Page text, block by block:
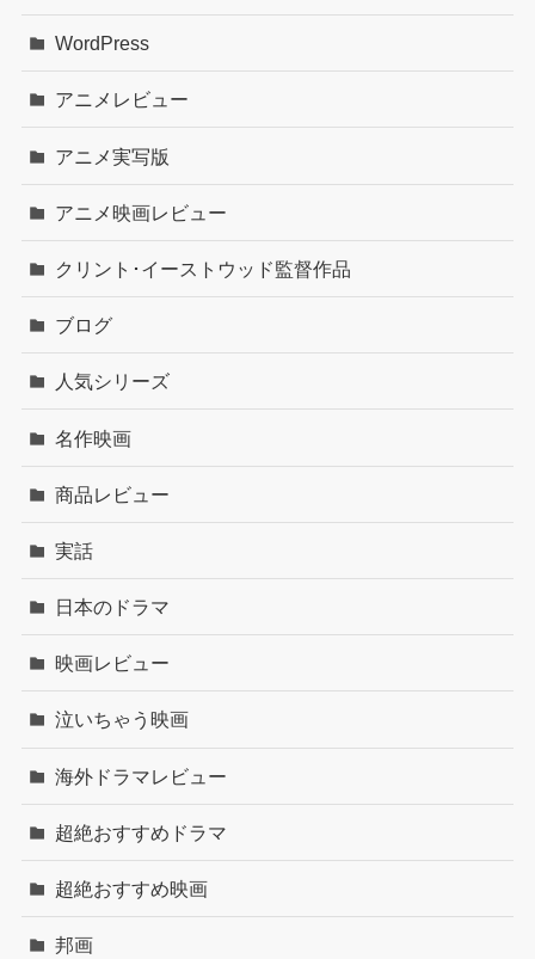
WordPress
アニメレビュー
アニメ実写版
アニメ映画レビュー
クリント･イーストウッド監督作品
ブログ
人気シリーズ
名作映画
商品レビュー
実話
日本のドラマ
映画レビュー
泣いちゃう映画
海外ドラマレビュー
超絶おすすめドラマ
超絶おすすめ映画
邦画